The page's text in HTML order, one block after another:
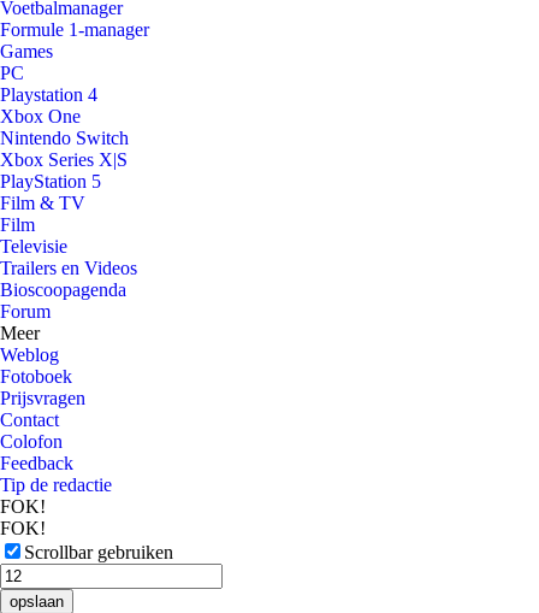
Voetbalmanager
Formule 1-manager
Games
PC
Playstation 4
Xbox One
Nintendo Switch
Xbox Series X|S
PlayStation 5
Film & TV
Film
Televisie
Trailers en Videos
Bioscoopagenda
Forum
Meer
Weblog
Fotoboek
Prijsvragen
Contact
Colofon
Feedback
Tip de redactie
FOK!
FOK!
Scrollbar gebruiken
opslaan